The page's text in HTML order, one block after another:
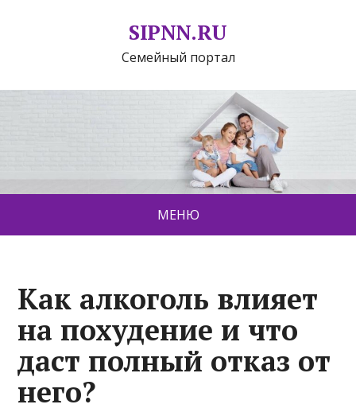
SIPNN.RU
Семейный портал
МЕНЮ
Как алкоголь влияет
на похудение и что
даст полный отказ от
него?